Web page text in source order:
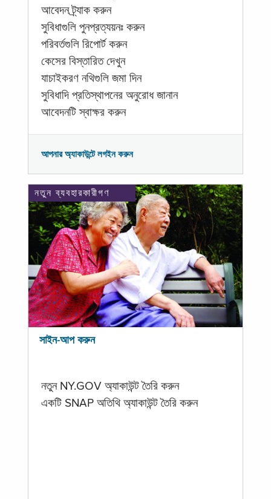
আবেদন ট্র্যাক করুন
সুবিধাগুলি পুনপ্রত্যয়নঃ করুন
পরিবর্তগুলি রিপোর্ট করুন
কেসের বিস্তারিত দেখুন
যাচাইকরণ নথিগুলি জমা দিন
সুবিধাদি প্রতিস্থাপনের অনুরোধ জানান
আবেদনটি স্বাক্ষর করুন
আপনার অ্যাকাউন্টে লগইন করুন
নতুন ব্যবহারকারীগণ
সাইন-আপ করুন
নতুন NY.GOV অ্যাকাউন্ট তৈরি করুন
একটি SNAP অতিথি অ্যাকাউন্ট তৈরি করুন